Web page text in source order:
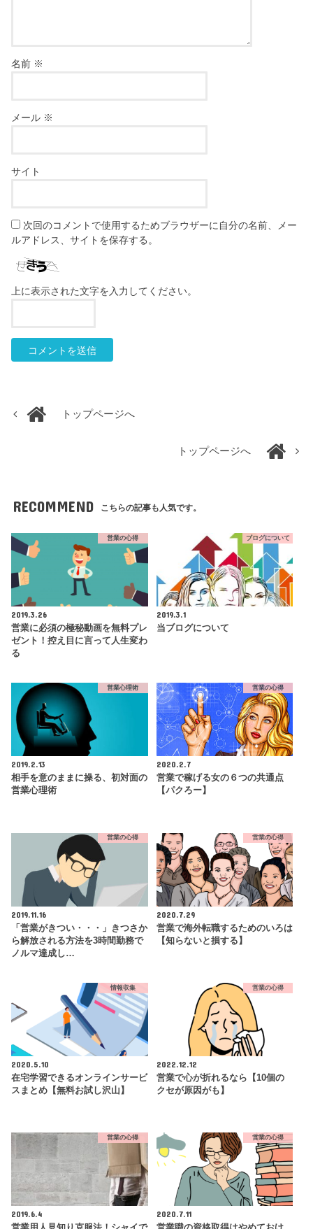
名前 ※
メール ※
サイト
次回のコメントで使用するためブラウザーに自分の名前、メー
ルアドレス、サイトを保存する。
上に表示された文字を入力してください。
トップページへ
トップページへ
RECOMMEND こちらの記事も人気です。
営業の心得
2019.3.26
営業に必須の極秘動画を無料プレ
ゼント！控え目に言って人生変わ
る
ブログについて
2019.3.1
当ブログについて
営業心理術
2019.2.13
相手を意のままに操る、初対面の
営業心理術
営業の心得
2020.2.7
営業で稼げる女の６つの共通点
【パクろー】
営業の心得
2019.11.16
「営業がきつい・・・」きつさか
ら解放される方法を3時間勤務で
ノルマ達成し…
営業の心得
2020.7.29
営業で海外転職するためのいろは
【知らないと損する】
情報収集
2020.5.10
在宅学習できるオンラインサービ
スまとめ【無料お試し沢山】
営業の心得
2022.12.12
営業で心が折れるなら【10個の
クセが原因がも】
営業の心得
2019.6.4
営業の心得
2020.7.11